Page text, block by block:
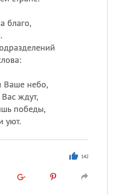
благо,
Ваше небо,
ждут,
победы,
уют.
142
празднуют именины
,Еще
Кристина